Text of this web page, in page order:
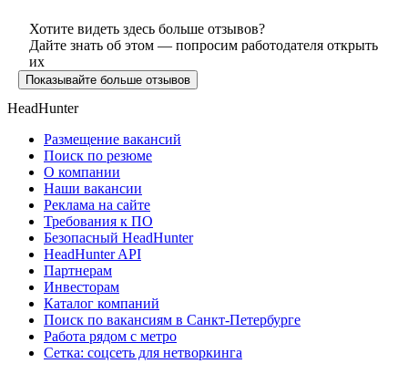
Хотите видеть здесь больше отзывов?
Дайте знать об этом — попросим работодателя открыть
их
Показывайте больше отзывов
HeadHunter
Размещение вакансий
Поиск по резюме
О компании
Наши вакансии
Реклама на сайте
Требования к ПО
Безопасный HeadHunter
HeadHunter API
Партнерам
Инвесторам
Каталог компаний
Поиск по вакансиям в Санкт-Петербурге
Работа рядом с метро
Сетка: соцсеть для нетворкинга